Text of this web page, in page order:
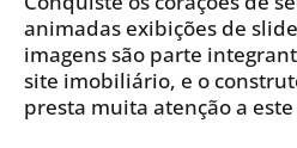
animadas exibições de
imagens são parte
site imobiliário, e o
presta muita atenção a